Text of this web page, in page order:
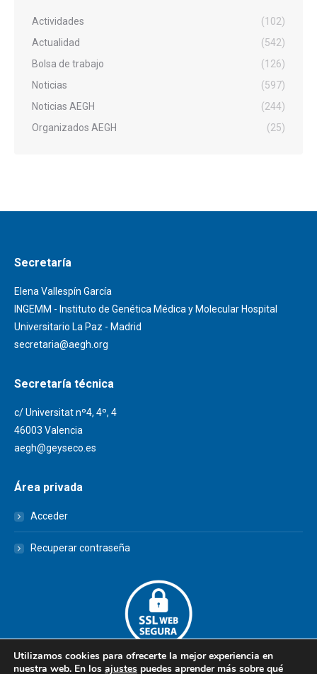
Actividades
(102)
Actualidad
(542)
Bolsa de trabajo
(126)
Noticias
(597)
Noticias AEGH
(244)
Organizados AEGH
(25)
Secretaría
Elena Vallespín García
INGEMM - Instituto de Genética Médica y Molecular Hospital
Universitario La Paz - Madrid
secretaria@aegh.org
Secretaría técnica
c/ Universitat nº4, 4º, 4
46003 Valencia
aegh@geyseco.es
Área privada
Acceder
Recuperar contraseña
Utilizamos cookies para ofrecerte la mejor experiencia en
nuestra web. En los ajustes puedes aprender más sobre qué